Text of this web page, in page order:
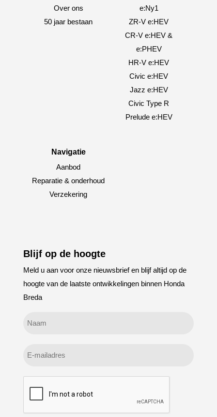
Over ons
50 jaar bestaan
e:Ny1
ZR-V e:HEV
CR-V e:HEV &
e:PHEV
HR-V e:HEV
Civic e:HEV
Jazz e:HEV
Civic Type R
Prelude e:HEV
Navigatie
Aanbod
Reparatie & onderhoud
Verzekering
Blijf op de hoogte
Meld u aan voor onze nieuwsbrief en blijf altijd op de
hoogte van de laatste ontwikkelingen binnen Honda
Breda